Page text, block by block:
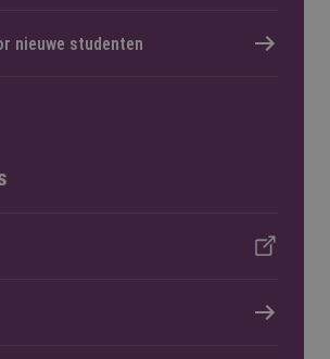
nieuwe studenten